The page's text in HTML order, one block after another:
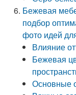
Бежевая
подбор
фото идей
Влияние
Бежевая
Основные